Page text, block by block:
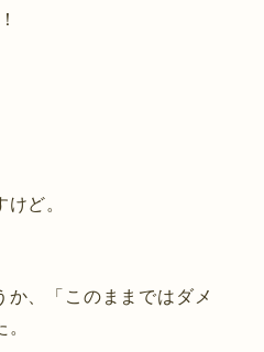
ど。
、「このままではダメ